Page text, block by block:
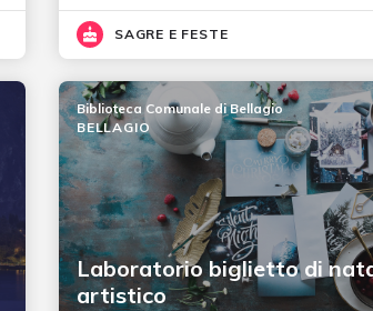
SAGRE E FESTE
Laboratorio biglietto di
artistico
Biblioteca Comunale di Bellagio
BELLAGIO